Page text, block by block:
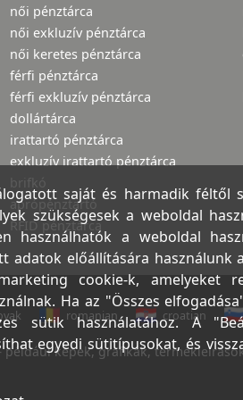
női pénztárca
női exkluzív pénztárca
női keretes pénztárca
férfi pénztárca
férfi exkluzív pénztárca
dollártárca
irattartó pénztárca
exkluzív irattartó pénztárca
brifkó
aprópénztartó
RFID pénztárca
romanian croatian
képek, grafikák,
saját és harmadik féltől
szükségesek a weboldal
használhatók a weboldal
adatok előállítására használunk
cookie-k, amelyeket
Ha az "Összes
sütik használatához. A
egyedi sütitípusokat, és